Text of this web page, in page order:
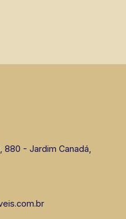
Também
comerciais, casas
mercados,
880 - Jardim Canadá,